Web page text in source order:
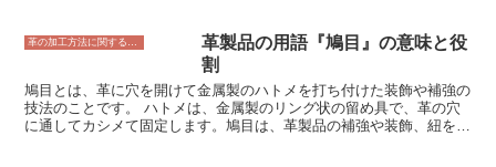
ます。 革靴の製造工程では、マリングは靴の履き心地に大きく影響
します。革が硬いと、靴を履いたときに足が痛くなったり、動きにく
くなったりします。また、革が柔らかいと、靴を履いたときに足に馴
染みやすく、履き心地が良くなります。そのため、マリングは革靴の
製造において重要な工程の一つです。
革の加工方法に関すること
革製品の用語『鳩目』の意味と役
割
鳩目とは、革に穴を開けて金属製のハトメを打ち付けた装飾や補強の
技法のことです。 ハトメは、金属製のリング状の留め具で、革の穴
に通してカシメて固定します。鳩目は、革製品の補強や装飾、紐を通